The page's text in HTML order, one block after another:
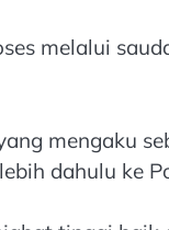
melalui
mengaku
dahulu ke